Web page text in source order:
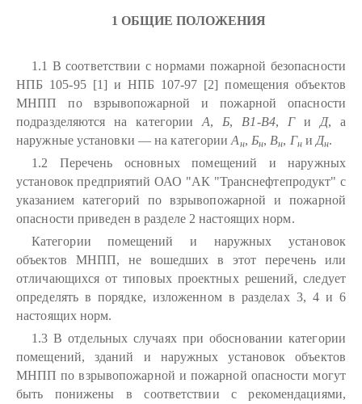
1 ОБЩИЕ ПОЛОЖЕНИЯ
1.1 В соответствии с нормами пожарной безопасности
НПБ 105-95 [1] и НПБ 107-97 [2] помещения объектов
МНПП по взрывопожарной и пожарной опасности
подразделяются на категорииА, Б, В1-В4, Ги Д, а
наружные установки — на категорииАн, Бн, Вн, Гни Дн.
1.2 Перечень основных помещений и наружных
установок предприятий ОАО "АК "Транснефтепродукт" с
указанием категорий по взрывопожарной и пожарной
опасности приведен в разделе 2 настоящих норм.
Категории помещений и наружных установок
объектов МНПП, не вошедших в этот перечень или
отличающихся от типовых проектных решений, следует
определять в порядке, изложенном в разделах 3, 4 и 6
настоящих норм.
1.3 В отдельных случаях при обосновании категории
помещений, зданий и наружных установок объектов
МНПП по взрывопожарной и пожарной опасности могут
быть понижены в соответствии с рекомендациями,